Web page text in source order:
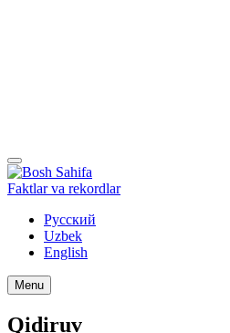
Faktlar va rekordlar
Русский
Uzbek
English
Menu
Qidiruv